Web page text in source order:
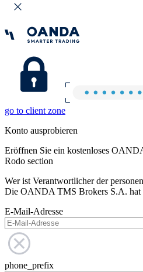
go to client zone
Konto ausprobieren
Eröffnen Sie ein kostenloses
Rodo section
Wer ist Verantwortlicher der
Die OANDA TMS Brokers S.A. hat
E-Mail-Adresse
phone_prefix